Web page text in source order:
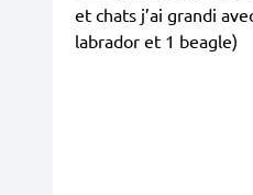
et chats j’ai grandi
labrador et 1 beagle)